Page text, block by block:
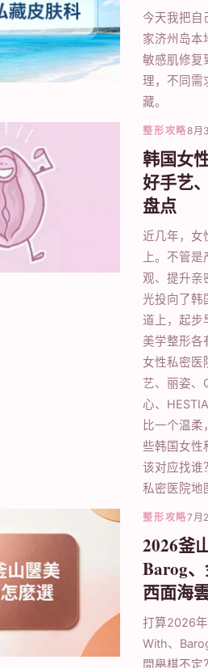
今天我把自
家济州岛本
敏感肌修复
理，不同需
藏。
整形攻略8月
韩国女
好手艺
盘点
近几年，女
上。不管
观、提升亲
光投向了
道上，起步
美学整形各
女性私密医
艺、丽姿、
心、
比一个温
些韩国女性
该对应找谁
私密医院地
整形攻略7月
2026釜
Barog
西面海
打算2026
With、
間舉棋不定